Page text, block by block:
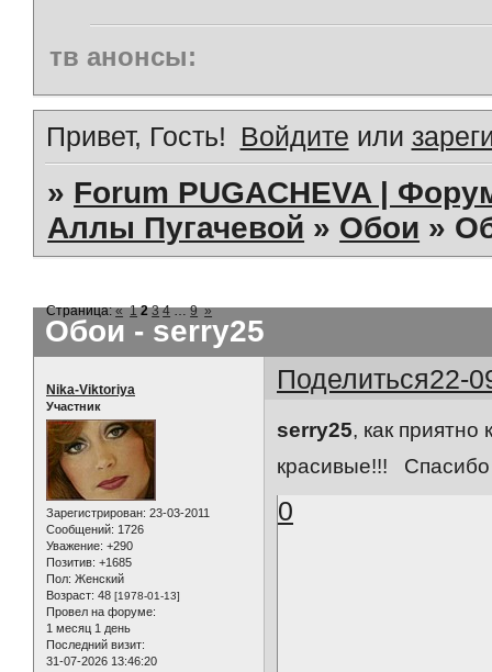
тв анонсы:
Привет, Гость! Войдите или
» Forum PUGACHEVA |
Аллы Пугачевой » Обои »
Обои - serry25
Страница:« 1 2 3 4 … 9 »
Поделиться22-
Nika-Viktoriya
Участник
Зарегистрирован: 23-03-2011
Сообщений: 1726
Уважение: +290
Позитив: +1685
Пол: Женский
Возраст: 48 [1978-01-13]
Провел на форуме:
1 месяц 1 день
Последний визит:
31-07-2026 13:46:20
serry25, как
красивые!!!
0